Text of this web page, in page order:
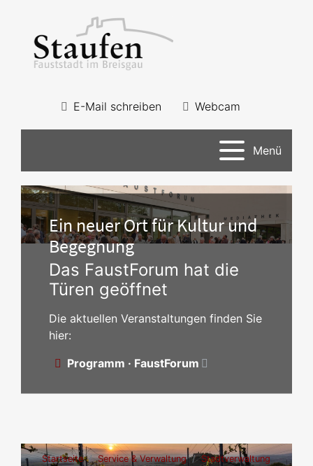
E-Mail schreiben Webcam
Menü
Ein neuer Ort für Kultur und
Begegnung
Das FaustForum hat die
Türen geöffnet
Die aktuellen Veranstaltungen finden Sie
hier:
Programm · FaustForum
Startseite Service & Verwaltung
Stadtverwaltung